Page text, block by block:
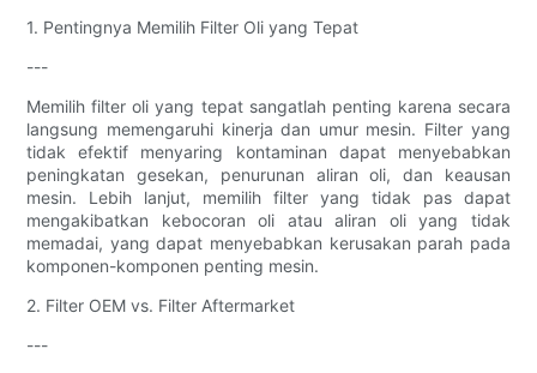
1. Pentingnya Memilih Filter Oli yang Tepat
---
Memilih filter oli yang tepat sangatlah penting karena secara
langsung memengaruhi kinerja dan umur mesin. Filter yang
tidak efektif menyaring kontaminan dapat menyebabkan
peningkatan gesekan, penurunan aliran oli, dan keausan
mesin. Lebih lanjut, memilih filter yang tidak pas dapat
mengakibatkan kebocoran oli atau aliran oli yang tidak
memadai, yang dapat menyebabkan kerusakan parah pada
komponen-komponen penting mesin.
2. Filter OEM vs. Filter Aftermarket
---